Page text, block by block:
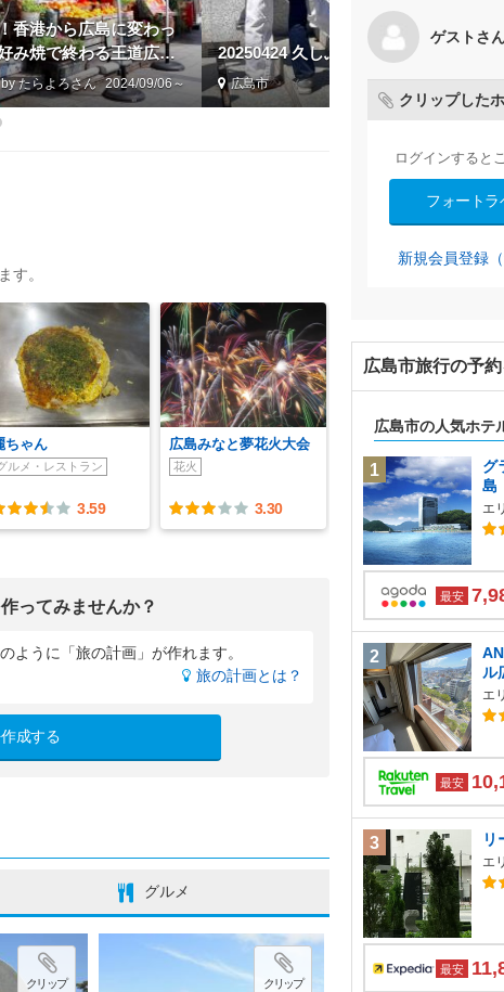
香港から広島に変わっ
み焼で終わる王道広島
by たらよろ 2024/09/06～
20250424 久しぶりの広島/平和記念公園
広島市 by
す。
ちゃん
ルメ・レストラン
3.59
広島みなと夢花火大会
花火
3.30
ってみませんか？
ように「旅の計画」が作れます。
旅の計画とは？
成する
グルメ
クリップ クリップ
ゲストさ
クリップした
ログインすると
フォートラ
新規会員登録
広島市旅行の予
広島市の人気ホテ
1
グ
島
エ
最安
2
ル
エ
最安
3 リ
エ
最安